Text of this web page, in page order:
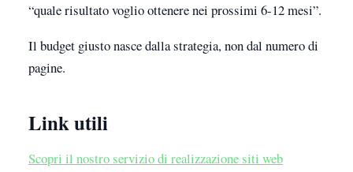
“quale risultato voglio ottenere nei prossimi 6-12 mesi”.
Il budget giusto nasce dalla strategia, non dal numero di
pagine.
Link utili
Scopri il nostro servizio di realizzazione siti web